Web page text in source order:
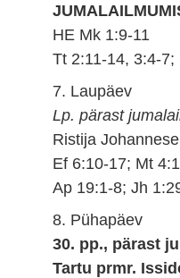
HE Mk 1:9-11
Tt 2:11-14, 3:4-7;
7. Laupäev
Lp. pärast
Ristija
Ef 6:10-17; Mt
Ap 19:1-8; Jh
8. Pühapäev
30. pp., pärast
Tartu prmr.